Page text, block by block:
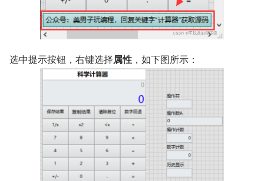
选中提示按钮，右键选择属性 ，如下图所示：